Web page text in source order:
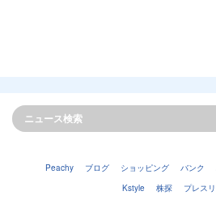
Peachy ブログ ショッピング バンク
Kstyle
株探 プレス